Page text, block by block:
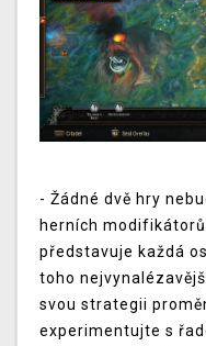
- Žádné dvě hry
herních
představuje každá
toho
svou strategii
experimentujte s